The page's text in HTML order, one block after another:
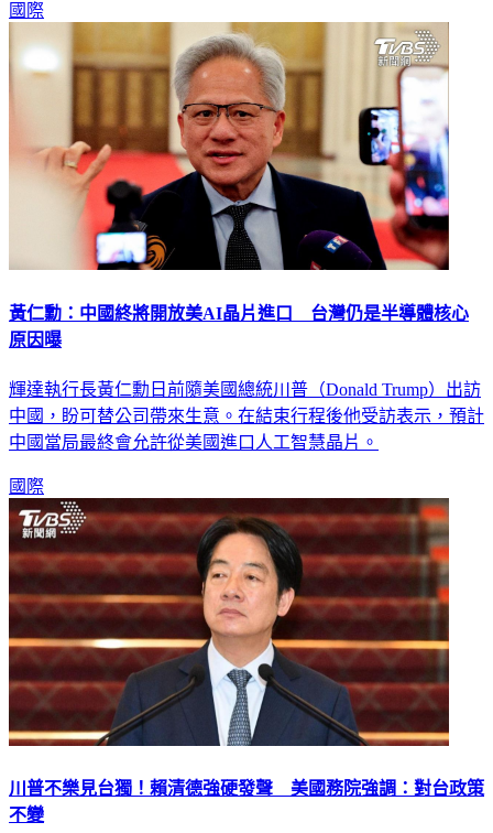
國際
黃仁勳：中國終將開放美AI晶片進口 台灣仍是半導體核心
原因曝
輝達執行長黃仁勳日前隨美國總統川普（Donald Trump）出訪
中國，盼可替公司帶來生意。在結束行程後他受訪表示，預計
中國當局最終會允許從美國進口人工智慧晶片。
國際
川普不樂見台獨！賴清德強硬發聲 美國務院強調：對台政策
不變